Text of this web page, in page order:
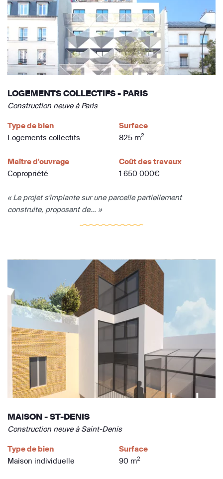
LOGEMENTS COLLECTIFS - PARIS
Construction neuve à Paris
Type de bien
Logements collectifs
Surface
825 m2
Maître d'ouvrage
Copropriété
Coût des travaux
1 650 000€
« Le projet s'implante sur une parcelle partiellement
construite, proposant de... »
MAISON - ST-DENIS
Construction neuve à Saint-Denis
Type de bien
Maison individuelle
Surface
90 m2